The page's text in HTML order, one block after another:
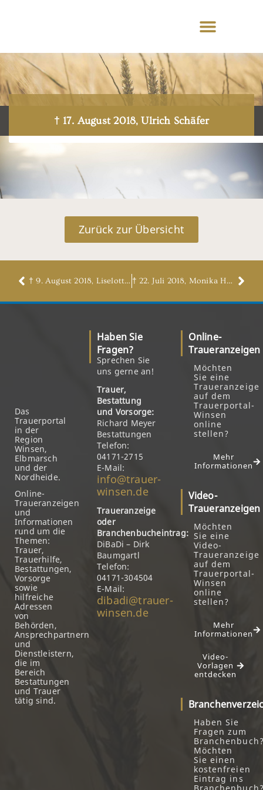
† 17. August 2018, Ulrich Schäfer
Zurück zur Übersicht
† 9. August 2018, Liselotte Dittmer, geb. Rulfs † 22. Juli 2018, Monika Hanke, geb. Michaelis
Das
Trauerportal
in der
Region
Winsen,
Elbmarsch
und der
Nordheide.
Online-
Traueranzeigen
und
Informationen
rund um die
Themen:
Trauer,
Trauerhilfe,
Bestattungen,
Vorsorge
sowie
hilfreiche
Adressen
von
Behörden,
Ansprechpartnern
und
Dienstleistern,
die im
Bereich
Bestattungen
und Trauer
tätig sind.
Haben Sie
Fragen?
Sprechen Sie
uns gerne an!
Trauer,
Bestattung
und Vorsorge:
Richard Meyer
Bestattungen
Telefon:
04171-2715
E-Mail:
info@trauer-
winsen.de
Traueranzeige
oder
Branchenbucheintrag:
DiBaDi – Dirk
Baumgartl
Telefon:
04171-304504
E-Mail:
dibadi@trauer-
winsen.de
Online-
Traueranzeigen
Möchten
Sie eine
Traueranzeige
auf dem
Trauerportal-
Winsen
online
stellen?
Mehr
Informationen
Video-
Traueranzeigen
Möchten
Sie eine
Video-
Traueranzeige
auf dem
Trauerportal-
Winsen
online
stellen?
Mehr
Informationen
Video-
Vorlagen
entdecken
Haben Sie
Fragen zum
Möchten
Sie einen
kostenfreien
Eintrag ins